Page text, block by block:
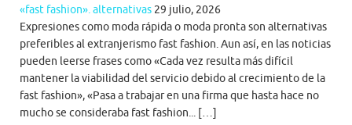
«fast fashion». alternativas 29 julio, 2026
Expresiones como moda rápida o moda pronta son alternativas
preferibles al extranjerismo fast fashion. Aun así, en las noticias
pueden leerse frases como «Cada vez resulta más difícil
mantener la viabilidad del servicio debido al crecimiento de la
fast fashion», «Pasa a trabajar en una firma que hasta hace no
mucho se consideraba fast fashion... […]